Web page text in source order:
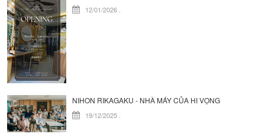
12/01/2026
NIHON RIKAGAKU - NHÀ MÁY CỦA HI VỌNG
19/12/2025 .